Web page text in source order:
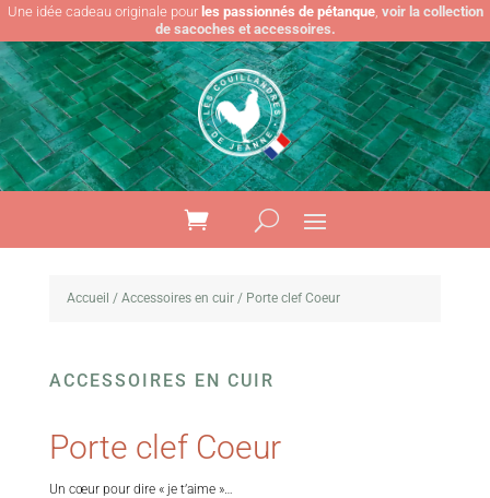
Une idée cadeau originale pour les passionnés de pétanque, voir la collection
de sacoches et accessoires.
Accueil / Accessoires en cuir/ Porte clef Coeur
ACCESSOIRES EN CUIR
Porte clef Coeur
Un cœur pour dire « je t’aime »…